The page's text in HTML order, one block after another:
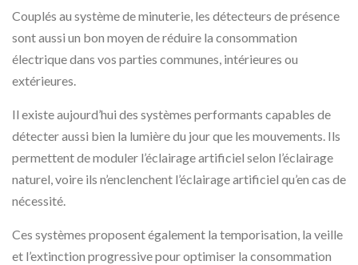
Couplés au système de minuterie, les détecteurs de présence
sont aussi un bon moyen de réduire la consommation
électrique dans vos parties communes, intérieures ou
extérieures.
Il existe aujourd’hui des systèmes performants capables de
détecter aussi bien la lumière du jour que les mouvements. Ils
permettent de moduler l’éclairage artificiel selon l’éclairage
naturel, voire ils n’enclenchent l’éclairage artificiel qu’en cas de
nécessité.
Ces systèmes proposent également la temporisation, la veille
et l’extinction progressive pour optimiser la consommation